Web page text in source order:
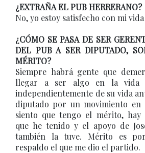
¿EXTRAÑA EL PUB HERRERANO?
No, yo estoy satisfecho con mi
¿CÓMO SE PASA DE SER
DEL PUB A SER DIPUTADO,
MÉRITO?
Siempre habrá gente que
llegar a ser algo en la vida
independientemente de su vida
diputado por un movimiento
siento que tengo el mérito, hay
que he tenido y el apoyo de
también la tuve. Mérito es
respaldo el que me dio el partido.